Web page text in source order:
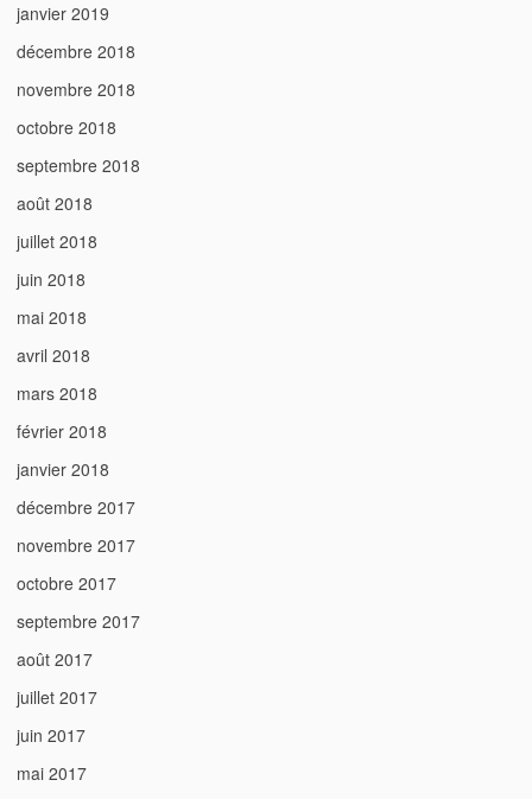
janvier 2019
décembre 2018
novembre 2018
octobre 2018
septembre 2018
août 2018
juillet 2018
juin 2018
mai 2018
avril 2018
mars 2018
février 2018
janvier 2018
décembre 2017
novembre 2017
octobre 2017
septembre 2017
août 2017
juillet 2017
juin 2017
mai 2017